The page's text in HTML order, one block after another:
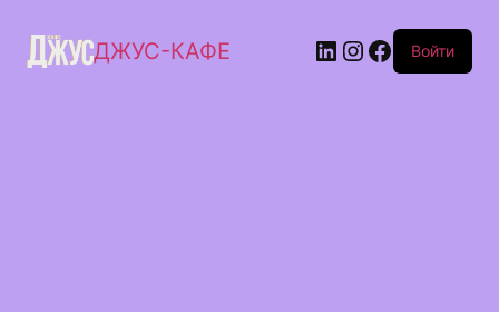
ДЖУС-КАФЕ Войти